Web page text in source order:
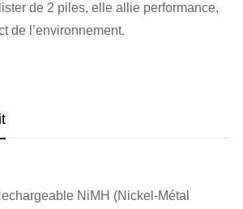
de 2 piles, elle allie performance,
de l’environnement.
NiMH (Nickel-Métal